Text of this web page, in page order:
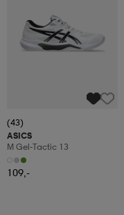
(43)
ASICS
M Gel-Tactic 13
109,-